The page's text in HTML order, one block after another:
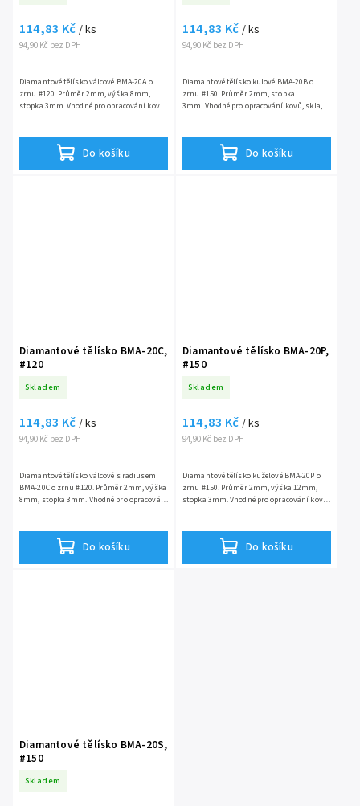
94,90 Kč bez DPH
114,83 Kč / ks
Do košíku
Diamantové tělísko válcové BMA-20A o
zrnu #120. Průměr 2mm, výška 8mm,
stopka 3mm. Vhodné pro opracování kovů,
94,90 Kč bez DPH
114,83 Kč / ks
Do košíku
Diamantové tělísko kulové BMA-20B o
zrnu #150. Průměr 2mm, stopka
3mm. Vhodné pro opracování kovů, skla,
Diamantové tělísko BMA-20C,
#120
Skladem
94,90 Kč bez DPH
114,83 Kč / ks
Do košíku
Diamantové tělísko válcové s radiusem
BMA-20C o zrnu #120. Průměr 2mm, výška
8mm, stopka 3mm. Vhodné pro opracování
Diamantové tělísko BMA-20P,
#150
Skladem
94,90 Kč bez DPH
114,83 Kč / ks
Do košíku
Diamantové tělísko kuželové BMA-20P o
zrnu #150. Průměr 2mm, výška 12mm,
stopka 3mm. Vhodné pro opracování kovů,
Diamantové tělísko BMA-20S,
#150
Skladem